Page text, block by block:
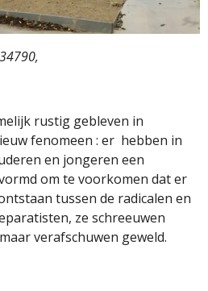
rustig gebleven in
fenomeen : er hebben in
en jongeren een
om te voorkomen dat er
tussen de radicalen en
ze schreeuwen
verafschuwen geweld.